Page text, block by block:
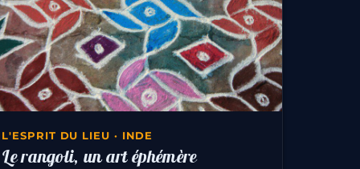
L'ESPRIT DU LIEU · INDE
Le rangoli, un art éphémère